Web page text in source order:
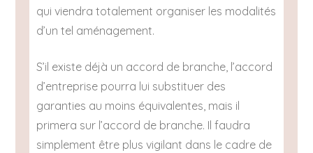
qui viendra totalement organiser les modalités
d’un tel aménagement.
S’il existe déjà un accord de branche, l’accord
d’entreprise pourra lui substituer des
garanties au moins équivalentes, mais il
primera sur l’accord de branche. Il faudra
simplement être plus vigilant dans le cadre de